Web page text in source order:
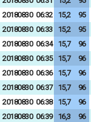
20180830 06:32 15,2 95
20180830 06:33 15,2 95
20180830 06:34 15,7 96
20180830 06:35 15,7 96
20180830 06:36 15,7 96
20180830 06:37 15,7 96
20180830 06:38 15,7 96
20180830 06:39 16,3 96